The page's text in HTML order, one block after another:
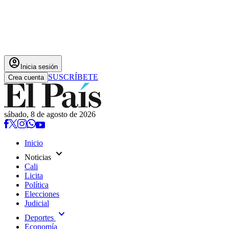
account_circle Inicia sesión
Crea cuenta SUSCRÍBETE
sábado, 8 de agosto de 2026
Inicio
Noticias expand_more
Cali
Licita
Política
Elecciones
Judicial
Deportes expand_more
Economía